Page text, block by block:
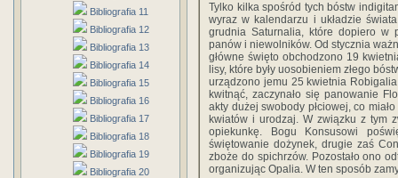
Bibliografia 11
Bibliografia 12
Bibliografia 13
Bibliografia 14
Bibliografia 15
Bibliografia 16
Bibliografia 17
Bibliografia 18
Bibliografia 19
Bibliografia 20
Tylko kilka spośród tych bóstw
wyraz w kalendarzu i układzie
grudnia Saturnalia, które dopiero w
panów i niewolników. Od stycznia
główne święto obchodzono 19
lisy, które były uosobieniem złego
urządzono jemu 25 kwietnia
kwitnąć, zaczynało się panowanie
akty dużej swobody płciowej, co
kwiatów i urodzaj. W związku z tym
opiekunkę. Bogu Konsusowi
świętowanie dożynek, drugie zaś
zboże do spichrzów. Pozostało ono
organizując Opalia. W ten sposób